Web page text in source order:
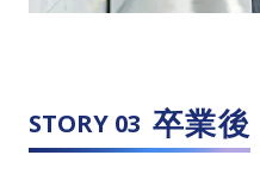
STORY 03 卒業後